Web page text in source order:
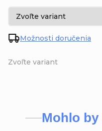
Zvoľte variant
Možnosti doručenia
Mohlo by